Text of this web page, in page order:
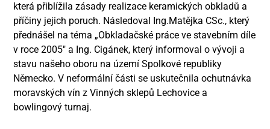
která přiblížila zásady realizace keramických obkladů a
příčiny jejich poruch. Následoval Ing.Matějka CSc., který
přednášel na téma „Obkladačské práce ve stavebním díle
v roce 2005″ a Ing. Cigánek, který informoval o vývoji a
stavu našeho oboru na území Spolkové republiky
Německo. V neformální části se uskutečnila ochutnávka
moravských vín z Vinných sklepů Lechovice a
bowlingový turnaj.